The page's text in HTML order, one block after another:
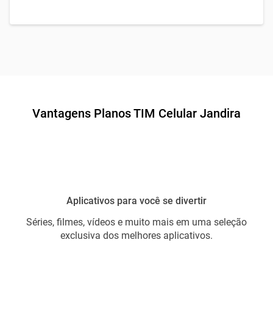
Vantagens Planos TIM Celular Jandira
Aplicativos para você se divertir
Séries, filmes, vídeos e muito mais em uma seleção
exclusiva dos melhores aplicativos.